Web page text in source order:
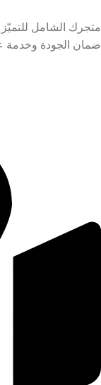
متجرك الشامل للتميّز
ضمان الجودة وخدمة